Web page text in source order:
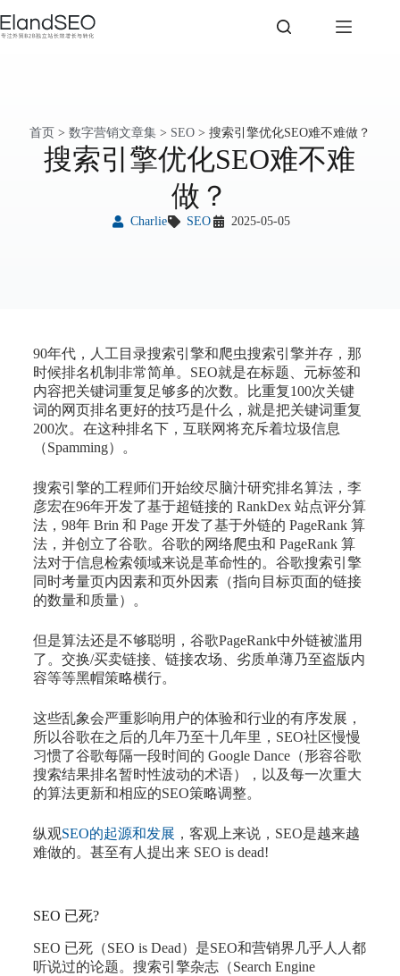
首页 > 数字营销文章集> SEO> 搜索引擎优化SEO难不难做？
搜索引擎优化SEO难不难
做？
Charlie SEO 2025-05-05
90年代，人工目录搜索引擎和爬虫搜索引擎并存，那
时候排名机制非常简单。SEO就是在标题、元标签和
内容把关键词重复足够多的次数。比重复100次关键
词的网页排名更好的技巧是什么，就是把关键词重复
200次。在这种排名下，互联网将充斥着垃圾信息
（Spamming）。
搜索引擎的工程师们开始绞尽脑汁研究排名算法，李
彦宏在96年开发了基于超链接的 RankDex 站点评分算
法，98年 Brin 和 Page 开发了基于外链的 PageRank 算
法，并创立了谷歌。谷歌的网络爬虫和 PageRank 算
法对于信息检索领域来说是革命性的。谷歌搜索引擎
同时考量页内因素和页外因素（指向目标页面的链接
的数量和质量）。
但是算法还是不够聪明，谷歌PageRank中外链被滥用
了。交换/买卖链接、链接农场、劣质单薄乃至盗版内
容等等黑帽策略横行。
这些乱象会严重影响用户的体验和行业的有序发展，
所以谷歌在之后的几年乃至十几年里，SEO社区慢慢
习惯了谷歌每隔一段时间的 Google Dance（形容谷歌
搜索结果排名暂时性波动的术语），以及每一次重大
的算法更新和相应的SEO策略调整。
纵观SEO的起源和发展 ，客观上来说，SEO是越来越
难做的。甚至有人提出来 SEO is dead!
SEO 已死?
SEO 已死（SEO is Dead）是SEO和营销界几乎人人都
听说过的论题。搜索引擎杂志（Search Engine